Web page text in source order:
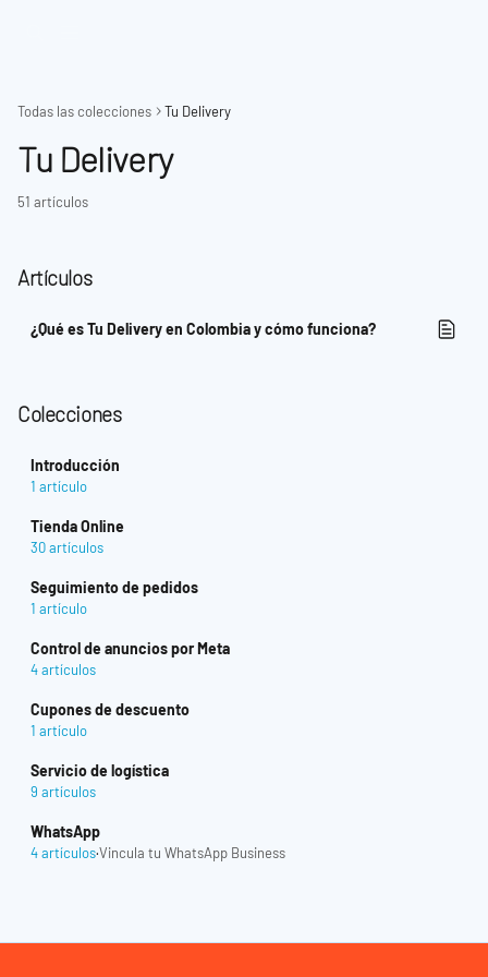
Todas las colecciones Tu Delivery
Tu Delivery
51 artículos
Artículos
¿Qué es Tu Delivery en Colombia y cómo funciona?
Colecciones
Introducción
1 artículo
Tienda Online
30 artículos
Seguimiento de pedidos
1 artículo
Control de anuncios por Meta
4 artículos
Cupones de descuento
1 artículo
Servicio de logística
9 artículos
WhatsApp
4 artículos·Vincula tu WhatsApp Business